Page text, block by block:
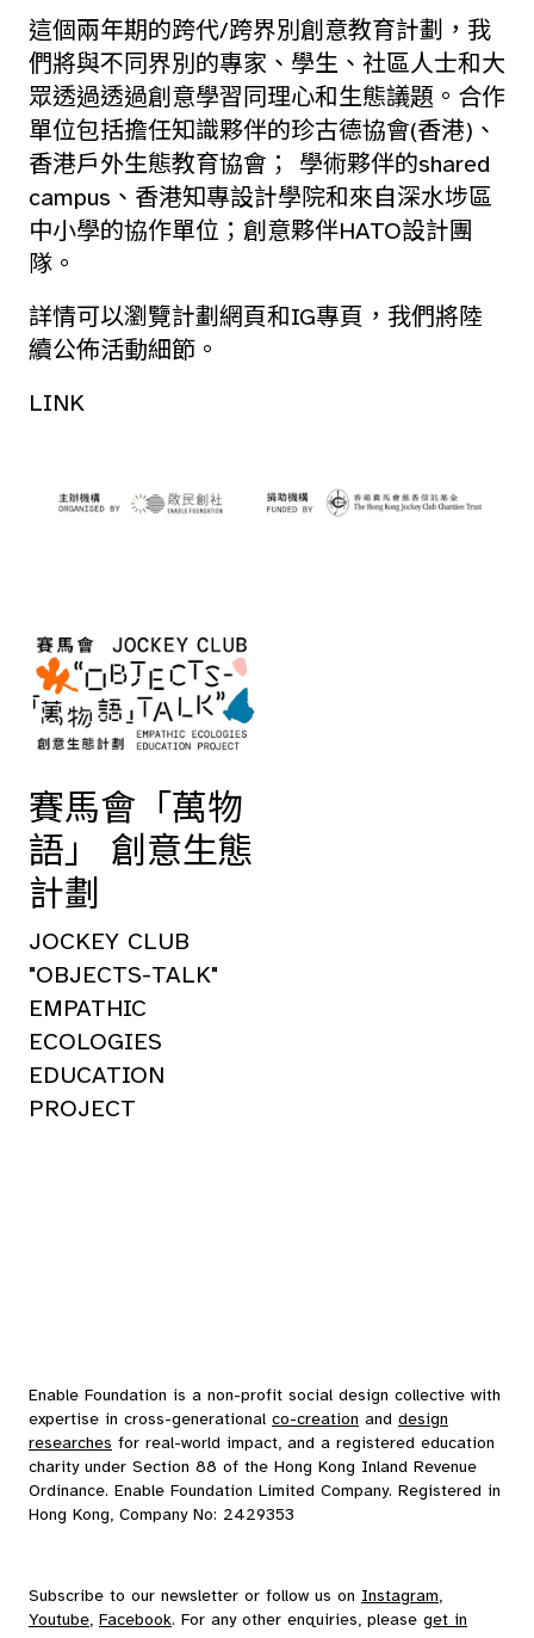
這個兩年期的跨代/跨界別創意教育計劃，我
們將與不同界別的專家、學生、社區人士和大
眾透過透過創意學習同理心和生態議題。合作
單位包括擔任知識夥伴的珍古德協會(香港)、
香港戶外生態教育協會； 學術夥伴的shared
campus、香港知專設計學院和來自深水埗區
中小學的協作單位；創意夥伴HATO設計團
隊。
詳情可以瀏覽計劃網頁和IG專頁 ，我們將陸
續公佈活動細節。
LINK
賽馬會「萬物
語」 創意生態
計劃
JOCKEY CLUB
"OBJECTS-TALK"
EMPATHIC
ECOLOGIES
EDUCATION
PROJECT
Enable Foundation is a non-profit social design collective with
expertise in cross-generational co-creation and design
researches for real-world impact, and a registered education
charity under Section 88 of the Hong Kong Inland Revenue
Ordinance. Enable Foundation Limited Company. Registered in
Hong Kong, Company No: 2429353
Subscribe to our newsletter or follow us on Instagram,
Youtube, Facebook. For any other enquiries, please get in